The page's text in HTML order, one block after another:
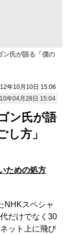
ン氏が語る「僕の
年10月10日 15:06
年04月28日 15:04
ン氏が語
し方」
ための処方
NHKスペシャ
だけでなく30
ット上に飛び